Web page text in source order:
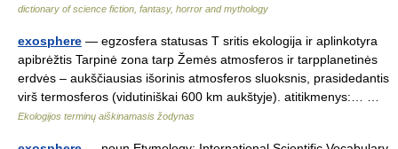
dictionary of science fiction, fantasy, horror and mythology
exosphere — egzosfera statusas T sritis ekologija ir aplinkotyra
apibrėžtis Tarpinė zona tarp Žemės atmosferos ir tarpplanetinės
erdvės – aukščiausias išorinis atmosferos sluoksnis, prasidedantis
virš termosferos (vidutiniškai 600 km aukštyje). atitikmenys:… …
Ekologijos terminų aiškinamasis žodynas